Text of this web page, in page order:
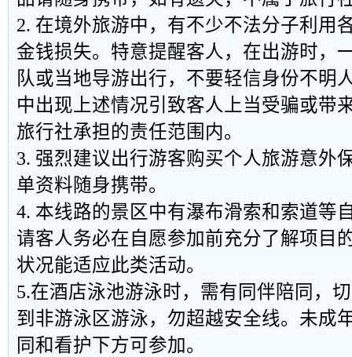
2. 在境外旅游中，有不少不法分子利用
金钱损失。特意提醒客人，在出游时，
队或当地导游出行，不要轻信身份不明
中出现上述情况引致客人上当受骗或带
旅行社承担的责任范围内。
3. 强烈建议出行游客购买个人旅游意外
单资料随身携带。
4. 本线路的景区中有瀑布滑索和索道等
请客人务必在自愿参加前充分了解项目
状况能适应此类活动。
5.在酒店泳池游泳时，需有同伴陪同，
到非游泳区游泳，勿超越安全线。未成
同和看护下方可参加。